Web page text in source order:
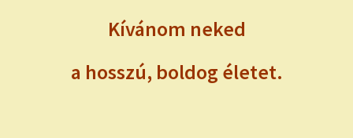
Kívánom neked
a hosszú, boldog életet.